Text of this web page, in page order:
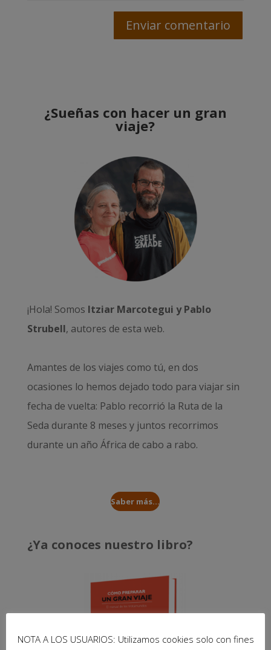
¿Sueñas con hacer un gran
viaje?
¡Hola! Somos Itziar Marcotegui y Pablo
Strubell, autores de esta web.
Amantes de los viajes como tú, en dos
ocasiones lo hemos dejado todo para viajar sin
fecha de vuelta: Pablo recorrió la Ruta de la
Seda durante 8 meses y juntos recorrimos
durante un año África de cabo a rabo.
Saber más...
¿Ya conoces nuestro libro?
NOTA A LOS USUARIOS: Utilizamos cookies solo con fines